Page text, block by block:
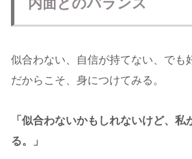
内面とのバランス
似合わない、自信が持てない、でも
だからこそ、身につけてみる。
「似合わないかもしれないけど、
る。」